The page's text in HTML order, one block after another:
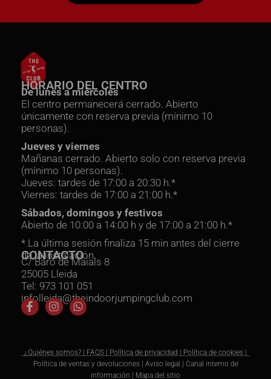
HORARIO DEL CENTRO
De lunes a miércoles
El centro permanecerá cerrado. Abierto
únicamente con reserva previa (mínimo 10
personas).
Jueves y viernes
Mañanas cerrado. Abierto solo con reserva previa
(mínimo 10 personas).
Jueves: tardes de 17:00 a 20:30 h.*
Viernes: tardes de 17:00 a 21:00 h.*
Sábados, domingos y festivos
Abierto de 10:00 a 14:00 h y de 17:00 a 21:00 h.*
* La última sesión finaliza 15 min antes del cierre
de la instalación.
CONTACTO
C/ Baró de Maials 8
25005 Lleida
Tel: 973 101 051
infolleida@theindoorjumpingclub.com
¿Quiénes somos? FAQS Política de privacidad Política de cookies
Política de ventas y devoluciones| Aviso legal
Canal interno de
información
Mapa del sitio